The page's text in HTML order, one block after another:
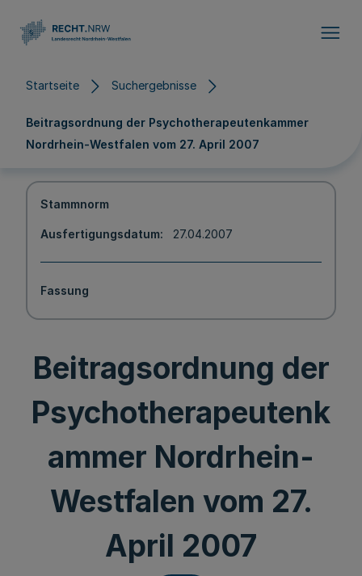
Startseite Suchergebnisse
Beitragsordnung der Psychotherapeutenkammer
Nordrhein-Westfalen vom 27. April 2007
Stammnorm
Ausfertigungsdatum 27.04.2007
Fassung
Beitragsordnung der
Psychotherapeutenk
ammer Nordrhein-
Westfalen vom 27.
April 2007